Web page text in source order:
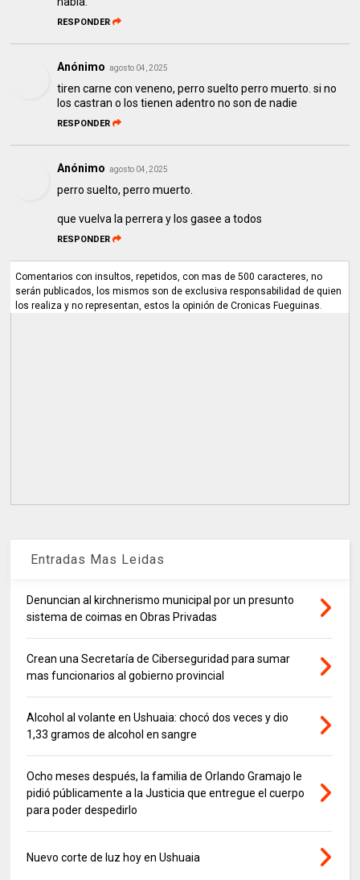
RESPONDER
Anónimo agosto 04, 2025
tiren carne con veneno, perro suelto perro muerto. si no
los castran o los tienen adentro no son de nadie
RESPONDER
Anónimo agosto 04, 2025
perro suelto, perro muerto.
que vuelva la perrera y los gasee a todos
RESPONDER
Comentarios con insultos, repetidos, con mas de 500 caracteres, no
serán publicados, los mismos son de exclusiva responsabilidad de quien
los realiza y no representan, estos la opinión de Cronicas Fueguinas.
Entradas Mas Leidas
Denuncian al kirchnerismo municipal por un presunto
sistema de coimas en Obras Privadas
Crean una Secretaría de Ciberseguridad para sumar
mas funcionarios al gobierno provincial
Alcohol al volante en Ushuaia: chocó dos veces y dio
1,33 gramos de alcohol en sangre
Ocho meses después, la familia de Orlando Gramajo le
pidió públicamente a la Justicia que entregue el cuerpo
para poder despedirlo
Nuevo corte de luz hoy en Ushuaia